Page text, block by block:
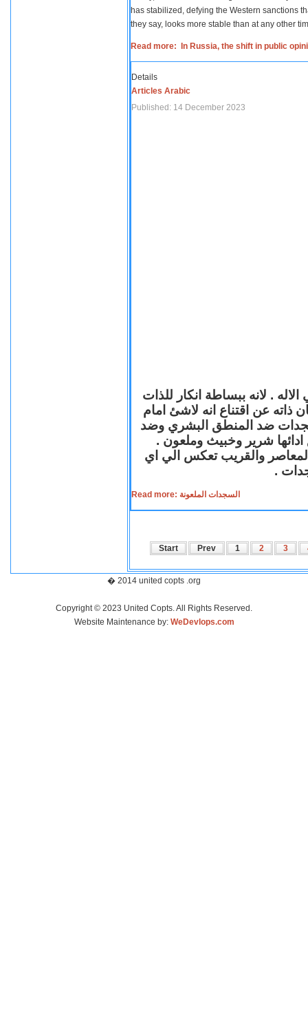
has stabilized, defying the Western sanctions
they say, looks more stable than at any other
Read more: In Russia, the shift in public
Details
Articles Arabic
Published: 14 December 2023
. لانه ببساطة انكار للذات
ذاته عن اقتناع انه لاشئ امام
ضد المنطق البشري وضد
ادائها شرير وخبيث وملعون .
المعاصر والقريب تعكس الي اي
.
Read more: السجدات الملعونة
Start Prev 1 2 3
� 2014 united copts .org
Copyright © 2023 United Copts. All Rights Reserved.
Website Maintenance by: WeDevlops.com